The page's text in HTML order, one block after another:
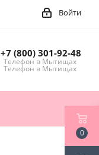
Войти
+7 (800) 301-92-48
Телефон в Мытищах
Телефон в Мытищах
0